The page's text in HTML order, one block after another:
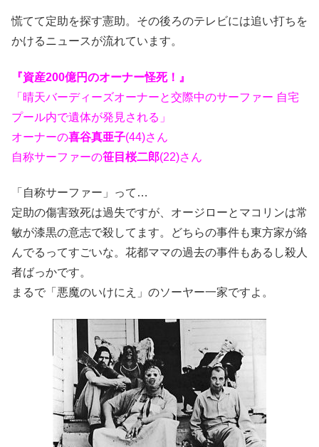
慌てて定助を探す憲助。その後ろのテレビには追い打ちを
かけるニュースが流れています。
『資産200億円のオーナー怪死！』
「晴天バーディーズオーナーと交際中のサーファー 自宅
プール内で遺体が発見される」
オーナーの喜谷真亜子(44)さん
自称サーファーの笹目桜二郎(22)さん
「自称サーファー」って…
定助の傷害致死は過失ですが、オージローとマコリンは常
敏が漆黒の意志で殺してます。どちらの事件も東方家が絡
んでるってすごいな。花都ママの過去の事件もあるし殺人
者ばっかです。
まるで「悪魔のいけにえ」のソーヤー一家ですよ。